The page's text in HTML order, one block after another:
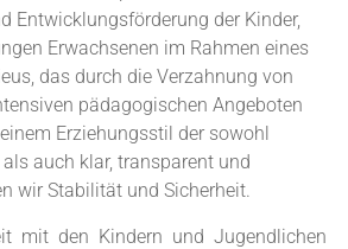
Entwicklungsförderung der Kinder,
Erwachsenen im Rahmen eines
das durch die Verzahnung von
pädagogischen Angeboten
Erziehungsstil der sowohl
auch klar, transparent und
wir Stabilität und Sicherheit.
mit den Kindern und Jugendlichen